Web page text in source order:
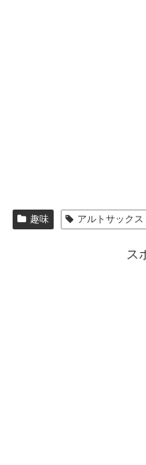
趣味 アルトサックス
ス